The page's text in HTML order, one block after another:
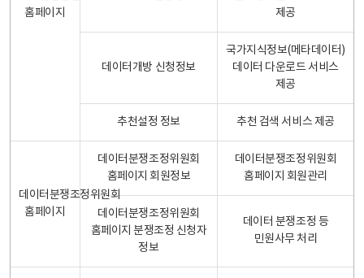
홈페이지
제공
데이터개방 신청정보
국가지식정보(메타데이터)
데이터 다운로드 서비스
제공
추천설정 정보 추천 검색 서비스 제공
데이터분쟁조정위원회
홈페이지
데이터분쟁조정위원회
홈페이지 회원정보
데이터분쟁조정위원회
홈페이지 회원관리
데이터분쟁조정위원회
홈페이지 분쟁조정 신청자
정보
데이터 분쟁조정 등
민원사무 처리